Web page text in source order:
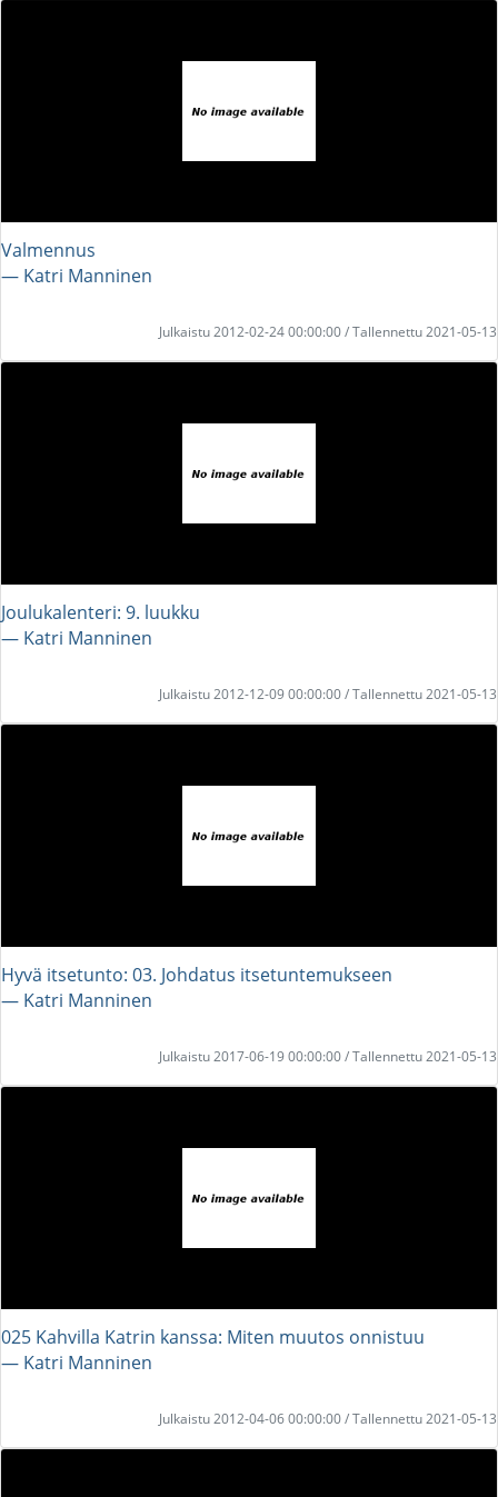
Valmennus
― Katri Manninen
Julkaistu 2012-02-24 00:00:00 / Tallennettu 2021-05-13
Joulukalenteri: 9. luukku
― Katri Manninen
Julkaistu 2012-12-09 00:00:00 / Tallennettu 2021-05-13
Hyvä itsetunto: 03. Johdatus itsetuntemukseen
― Katri Manninen
Julkaistu 2017-06-19 00:00:00 / Tallennettu 2021-05-13
025 Kahvilla Katrin kanssa: Miten muutos onnistuu
― Katri Manninen
Julkaistu 2012-04-06 00:00:00 / Tallennettu 2021-05-13